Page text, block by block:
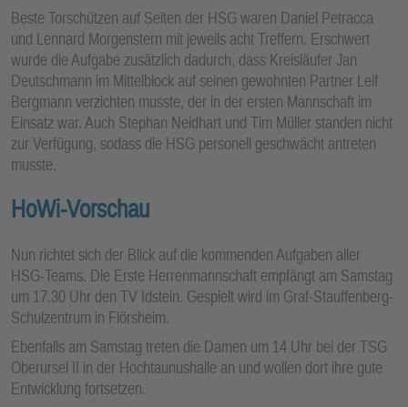
Beste Torschützen auf Seiten der HSG waren Daniel Petracca
und Lennard Morgenstern mit jeweils acht Treffern. Erschwert
wurde die Aufgabe zusätzlich dadurch, dass Kreisläufer Jan
Deutschmann im Mittelblock auf seinen gewohnten Partner Leif
Bergmann verzichten musste, der in der ersten Mannschaft im
Einsatz war. Auch Stephan Neidhart und Tim Müller standen nicht
zur Verfügung, sodass die HSG personell geschwächt antreten
musste.
HoWi-Vorschau
Nun richtet sich der Blick auf die kommenden Aufgaben aller
HSG-Teams. Die Erste Herrenmannschaft empfängt am Samstag
um 17.30 Uhr den TV Idstein. Gespielt wird im Graf-Stauffenberg-
Schulzentrum in Flörsheim.
Ebenfalls am Samstag treten die Damen um 14 Uhr bei der TSG
Oberursel II in der Hochtaunushalle an und wollen dort ihre gute
Entwicklung fortsetzen.